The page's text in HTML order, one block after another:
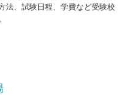
法、試験日程、学費など受験校